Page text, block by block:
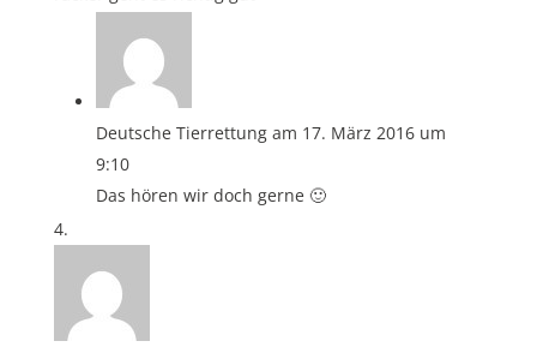
Deutsche Tierrettung am 17. März 2016 um
9:10
Das hören wir doch gerne 🙂